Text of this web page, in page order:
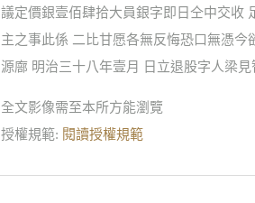
議定價銀壹佰肆拾大員銀字即日仝中交收
主之事此係 二比甘愿各無反悔恐口無憑
源廍 明治三十八年壹月 日立退股字人梁
全文影像需至本所方能瀏覽
授權規範: 閱讀授權規範